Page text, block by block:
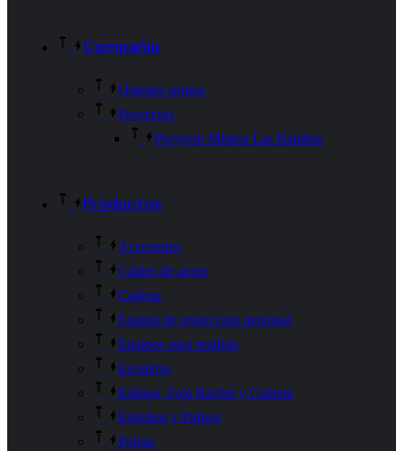
Compañia
Quienes somos
Proyectos
Proyecto Minera Las Bambas
Productos
Accesorios
Cables de acero
Cadena
Equipo de proteccion personal
Equipos para tendido
Escaleras
Eslinga, Faja Rachet y Cadena
Estrobos y Pulpos
Poleas